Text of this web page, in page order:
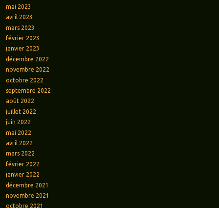
mai 2023
avril 2023
mars 2023
février 2023
janvier 2023
décembre 2022
novembre 2022
octobre 2022
septembre 2022
août 2022
juillet 2022
juin 2022
mai 2022
avril 2022
mars 2022
février 2022
janvier 2022
décembre 2021
novembre 2021
octobre 2021